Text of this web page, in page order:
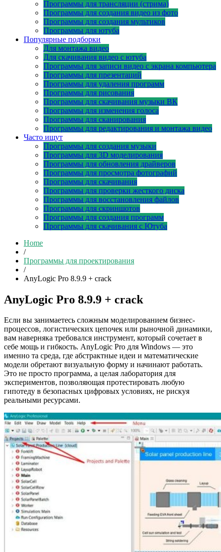
Программы для трансляции (стрима)
Программы для создания видео из фото
Программы для создания мультиков
Программы для ютуба
Популярные подборки
Для монтажа видео
Для скачивания видео с ютуба
Программы для записи видео с экрана компьютера
Программы для презентаций
Программы для удаления программ
Программы для рисования
Программы для скачивания музыки ВК
Программы для изменения голоса
Программы для сканирования
Программы для редактирования и монтажа видео
Часто ищут
Программы для создания музыки
Программы для 3D моделирования
Программы для обновления драйверов
Программы для просмотра фотографий
Программы для скачивания
Программы для проверки жесткого диска
Программы для восстановления файлов
Программы для скриншотов
Программы для создания программ
Программы для скачивания с Ютуба
Home
/
Программы для проектирования
/
AnyLogic Pro 8.9.9 + crack
AnyLogic Pro 8.9.9 + crack
Если вы занимаетесь сложным моделированием бизнес-
процессов, логистических цепочек или рыночной динамики,
вам наверняка требовался инструмент, который сочетает в
себе мощь и гибкость. AnyLogic Pro для Windows — это
именно та среда, где абстрактные идеи и математические
модели обретают визуальную форму и начинают работать.
Это не просто программа, а целая лаборатория для
экспериментов, позволяющая протестировать любую
гипотеду в безопасных цифровых условиях, не рискуя
реальными ресурсами.